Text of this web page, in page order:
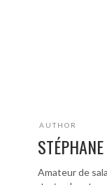
AUTHOR
Amateur de